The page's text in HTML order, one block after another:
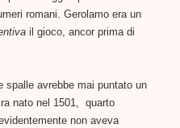
romani. Gerolamo era un
il gioco, ancor prima di
spalle avrebbe mai puntato un
nato nel 1501, quarto
non aveva